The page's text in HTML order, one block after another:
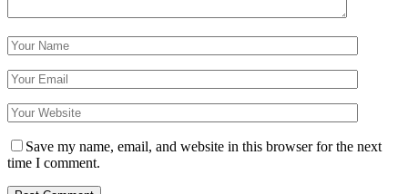
Save my name, email, and website in this browser for the next
time I comment.